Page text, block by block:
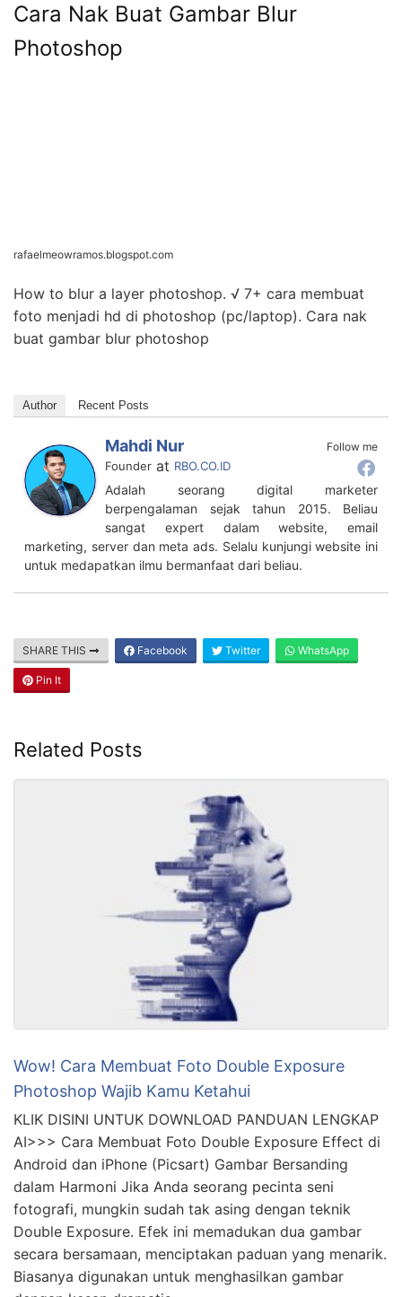
Cara Nak Buat Gambar Blur
Photoshop
rafaelmeowramos.blogspot.com
How to blur a layer photoshop. √ 7+ cara membuat
foto menjadi hd di photoshop (pc/laptop). Cara nak
buat gambar blur photoshop
Author Recent Posts
Follow me
Mahdi Nur
Founder at RBO.CO.ID
Adalah seorang digital marketer
berpengalaman sejak tahun 2015. Beliau
sangat expert dalam website, email
marketing, server dan meta ads. Selalu kunjungi website ini
untuk medapatkan ilmu bermanfaat dari beliau.
SHARE THIS Facebook Twitter WhatsApp
Pin It
Related Posts
Wow! Cara Membuat Foto Double Exposure
Photoshop Wajib Kamu Ketahui
KLIK DISINI UNTUK DOWNLOAD PANDUAN LENGKAP
AI>>> Cara Membuat Foto Double Exposure Effect di
Android dan iPhone (Picsart) Gambar Bersanding
dalam Harmoni Jika Anda seorang pecinta seni
fotografi, mungkin sudah tak asing dengan teknik
Double Exposure. Efek ini memadukan dua gambar
secara bersamaan, menciptakan paduan yang menarik.
Biasanya digunakan untuk menghasilkan gambar